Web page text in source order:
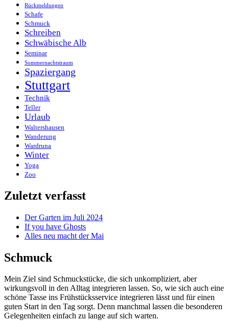
Rückmeldungen
Schafe
Schmuck
Schreiben
Schwäbische Alb
Seminar
Sommernachtstraum
Spaziergang
Stuttgart
Technik
Teller
Urlaub
Waltershausen
Wanderung
Wardruna
Winter
Yoga
Zoo
Zuletzt verfasst
Der Garten im Juli 2024
If you have Ghosts
Alles neu macht der Mai
Schmuck
Mein Ziel sind Schmuckstücke, die sich unkompliziert, aber
wirkungsvoll in den Alltag integrieren lassen. So, wie sich auch eine
schöne Tasse ins Frühstücksservice integrieren lässt und für einen
guten Start in den Tag sorgt. Denn manchmal lassen die besonderen
Gelegenheiten einfach zu lange auf sich warten.